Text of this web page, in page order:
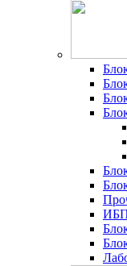
ИБП